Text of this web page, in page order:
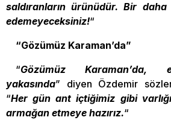
saldıranların ürünüdür. Bir
edemeyeceksiniz!“
“Gözümüz Karaman’da”
“Gözümüz Karaman’da,
yakasında” diyen Özdemir
“Her gün ant içtiğimiz gibi
armağan etmeye hazırız.“